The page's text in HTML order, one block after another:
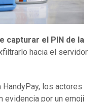
capturar el PIN de la
hacia el servidor
los actores
evidencia por un emoji